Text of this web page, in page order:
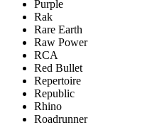
Purple
Rak
Rare Earth
Raw Power
RCA
Red Bullet
Repertoire
Republic
Rhino
Roadrunner